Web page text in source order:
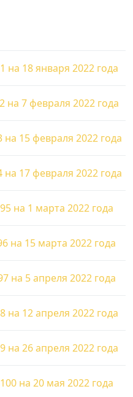
на 18 января 2022 года
на 7 февраля 2022 года
15 февраля 2022 года
17 февраля 2022 года
на 1 марта 2022 года
на 15 марта 2022 года
на 5 апреля 2022 года
на 12 апреля 2022 года
на 26 апреля 2022 года
на 20 мая 2022 года